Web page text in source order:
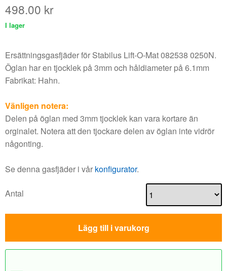
498.00 kr
I lager
Ersättningsgasfjäder för Stabilus Lift-O-Mat 082538 0250N.
Öglan har en tjocklek på 3mm och håldiameter på 6.1mm
Fabrikat: Hahn.
Vänligen notera:
Delen på öglan med 3mm tjocklek kan vara kortare än
orginalet. Notera att den tjockare delen av öglan inte vidrör
någonting.
Se denna gasfjäder i vår konfigurator.
Antal
Lägg till i varukorg